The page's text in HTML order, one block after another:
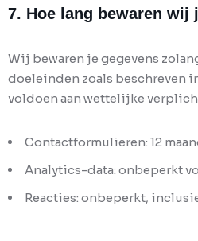
7. Hoe lang bewaren wij
Wij bewaren je gegevens
doeleinden zoals beschreven
voldoen aan wettelijke
Contactformulieren: 12
Analytics-data: onbeperkt
Reacties: onbeperkt,